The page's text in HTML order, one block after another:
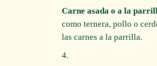
Carne asada o a la
como ternera, pollo o
las carnes a la parrilla.